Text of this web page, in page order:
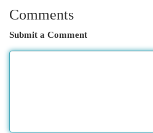
Comments
Submit a Comment